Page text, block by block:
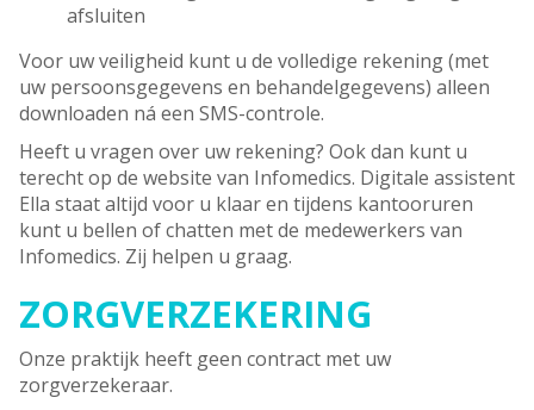
afsluiten
Voor uw veiligheid kunt u de volledige rekening (met
uw persoonsgegevens en behandelgegevens) alleen
downloaden ná een SMS-controle.
Heeft u vragen over uw rekening? Ook dan kunt u
terecht op de website van Infomedics. Digitale assistent
Ella staat altijd voor u klaar en tijdens kantooruren
kunt u bellen of chatten met de medewerkers van
Infomedics. Zij helpen u graag.
ZORGVERZEKERING
Onze praktijk heeft geen contract met uw
zorgverzekeraar.